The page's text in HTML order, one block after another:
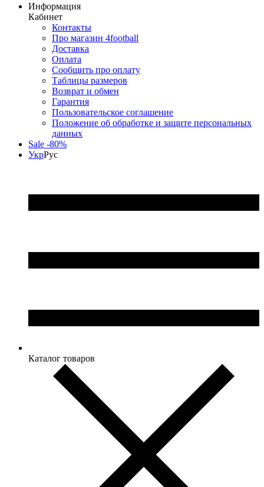
Информация
Кабинет
Контакты
Про магазин 4football
Доставка
Оплата
Сообщить про оплату
Таблицы размеров
Возврат и обмен
Гарантия
Пользовательское соглашение
Положение об обработке и защите персональных
данных
Sale -80%
УкрРус
Каталог товаров